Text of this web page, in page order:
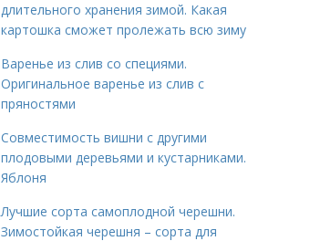
длительного хранения зимой. Какая
картошка сможет пролежать всю зиму
Варенье из слив со специями.
Оригинальное варенье из слив с
пряностями
Совместимость вишни с другими
плодовыми деревьями и кустарниками.
Яблоня
Лучшие сорта самоплодной черешни.
Зимостойкая черешня – сорта для